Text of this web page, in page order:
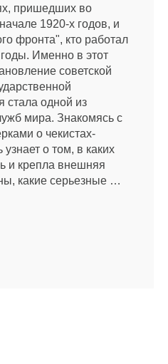
пришедших во
1920-х годов, и
фронта", кто работал
Именно в этот
советской
стала одной из
мира. Знакомясь с
о чекистах-
узнает о том, в каких
и крепла внешняя
какие серьезные …